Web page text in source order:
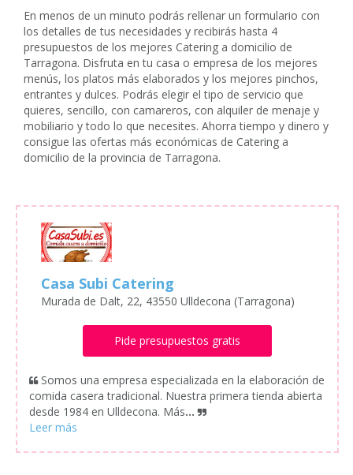
En menos de un minuto podrás rellenar un formulario con
los detalles de tus necesidades y recibirás hasta 4
presupuestos de los mejores Catering a domicilio de
Tarragona. Disfruta en tu casa o empresa de los mejores
menús, los platos más elaborados y los mejores pinchos,
entrantes y dulces. Podrás elegir el tipo de servicio que
quieres, sencillo, con camareros, con alquiler de menaje y
mobiliario y todo lo que necesites. Ahorra tiempo y dinero y
consigue las ofertas más económicas de Catering a
domicilio de la provincia de Tarragona.
Casa Subi Catering
Murada de Dalt, 22, 43550 Ulldecona (Tarragona)
Pide presupuestos gratis
Somos una empresa especializada en la elaboración de
comida casera tradicional. Nuestra primera tienda abierta
desde 1984 en Ulldecona. Más...